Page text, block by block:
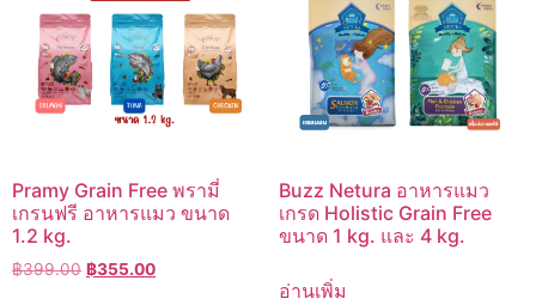
Pramy Grain Free พรามี่
เกรนฟรี อาหารแมว ขนาด
1.2 kg.
฿399.00 Original
฿355.00Current
Buzz Netura อาหารแมว
เกรด Holistic Grain Free
ขนาด 1 kg. และ 4 kg.
อ่านเพิ่ม